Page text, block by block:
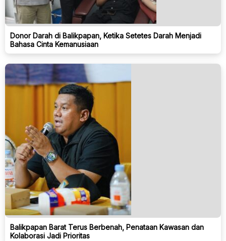
Donor Darah di Balikpapan, Ketika Setetes Darah Menjadi
Bahasa Cinta Kemanusiaan
Balikpapan Barat Terus Berbenah, Penataan Kawasan dan
Kolaborasi Jadi Prioritas